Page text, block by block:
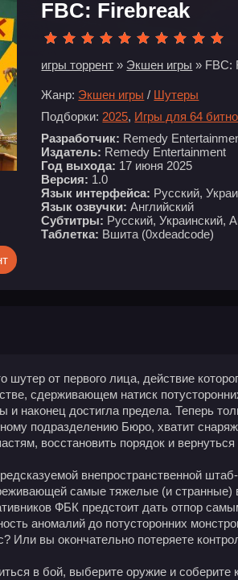
FBC: Firebreak
игры торрент » Экшен игры » FBC:
Жанр: Экшен игры / Шутеры
Подборки: 2025, Игры для 64
Разработчик: Remedy
Издатель: Remedy Entertainment
Год выхода: 17 июня 2025
Версия: 1.0
Язык интерфейса: Русский,
Язык озвучки: Английский
Субтитры: Русский, Украинский,
Таблетка: Вшита (0xdeadcode)
от первого лица, действие
сдерживающем натиск
и наконец достигла предела. Теперь
подразделению Бюро, хватит
восстановить порядок и вернуться
внепространственной
самые тяжелые (и странные)
ФБК предстоит дать отпор
аномалий до потусторонних
Или вы окончательно потеряете
в бой, выберите оружие и соберите